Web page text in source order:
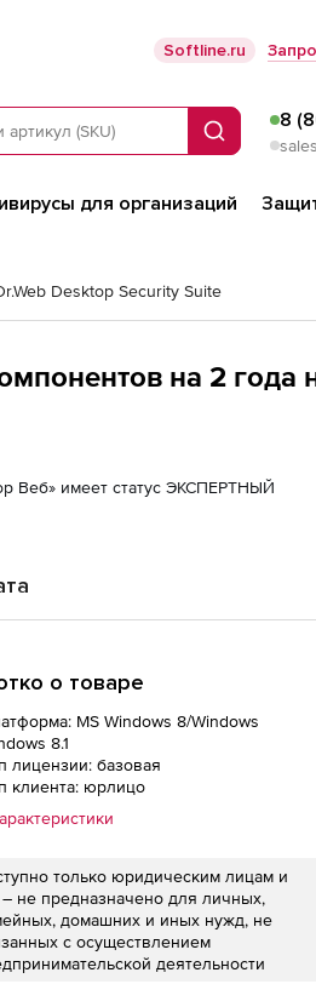
Softline.ru
Поиск
8
для организаций
Desktop Security Suite
на 2 года
Веб» имеет статус ЭКСПЕРТНЫЙ
о товаре
MS Windows 8/Windows
8.1
лицензии: базовая
клиента: юрлицо
только юридическим лицам и
не предназначено для личных,
домашних и иных нужд, не
с осуществлением
деятельности